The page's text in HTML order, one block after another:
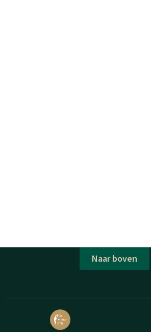
Naar boven